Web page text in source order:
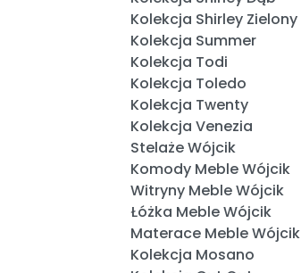
Kolekcja Shirley Zielony
Kolekcja Summer
Kolekcja Todi
Kolekcja Toledo
Kolekcja Twenty
Kolekcja Venezia
Stelaże Wójcik
Komody Meble Wójcik
Witryny Meble Wójcik
Łóżka Meble Wójcik
Materace Meble Wójcik
Kolekcja Mosano